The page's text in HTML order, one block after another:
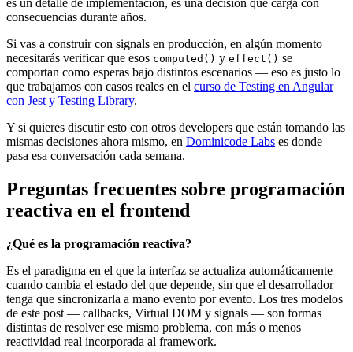
consecuencias durante años.
Si vas a construir con signals en producción, en algún momento
necesitarás verificar que esos computed() y effect() se
comportan como esperas bajo distintos escenarios — eso es justo lo
que trabajamos con casos reales en el curso de Testing en Angular
con Jest y Testing Library.
Y si quieres discutir esto con otros developers que están tomando las
mismas decisiones ahora mismo, en Dominicode Labs es donde
pasa esa conversación cada semana.
Preguntas frecuentes sobre programación
reactiva en el frontend
¿Qué es la programación reactiva?
Es el paradigma en el que la interfaz se actualiza automáticamente
cuando cambia el estado del que depende, sin que el desarrollador
tenga que sincronizarla a mano evento por evento. Los tres modelos
de este post — callbacks, Virtual DOM y signals — son formas
distintas de resolver ese mismo problema, con más o menos
reactividad real incorporada al framework.